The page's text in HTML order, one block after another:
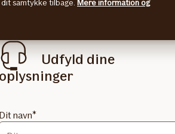
virksomhed. Udfyld formularen, og så
Udfyld dine
oplysninger
Dit navn
samtykke tilbage. Mere information og